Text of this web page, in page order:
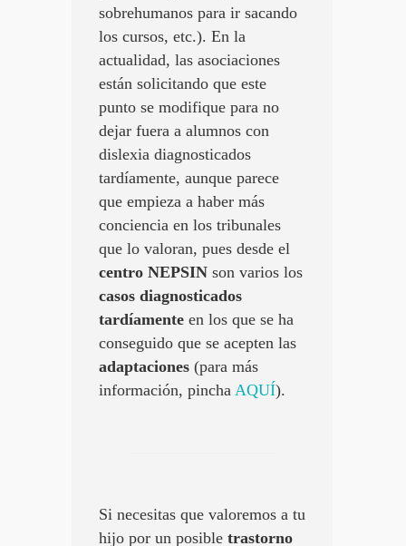
sobrehumanos para ir sacando
los cursos, etc.). En la
actualidad, las asociaciones
están solicitando que este
punto se modifique para no
dejar fuera a alumnos con
dislexia diagnosticados
tardíamente, aunque parece
que empieza a haber más
conciencia en los tribunales
que lo valoran, pues desde el
centro NEPSIN son varios los
casos diagnosticados
tardíamente en los que se ha
conseguido que se acepten las
adaptaciones (para más
información, pincha AQUÍ).
Si necesitas que valoremos a tu
hijo por un posible trastorno